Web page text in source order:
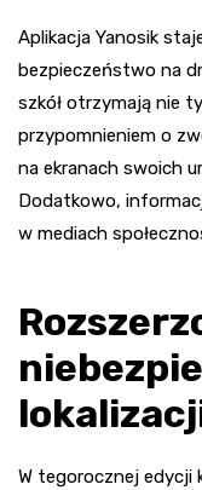
Aplikacja Yanosik
bezpieczeństwo na
szkół otrzymają nie
przypomnieniem o
na ekranach swoich
Dodatkowo,
w mediach
W tegorocznej edycji